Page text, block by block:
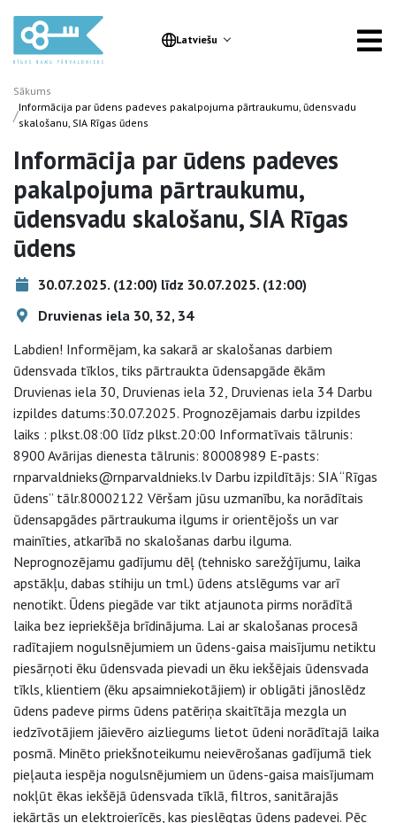
Latviešu
Sākums
/Informācija par ūdens padeves pakalpojuma pārtraukumu, ūdensvadu
skalošanu, SIA Rīgas ūdens
Informācija par ūdens padeves
pakalpojuma pārtraukumu,
ūdensvadu skalošanu, SIA Rīgas
ūdens
30.07.2025. (12:00) līdz 30.07.2025. (12:00)
Druvienas iela 30, 32, 34
Labdien! Informējam, ka sakarā ar skalošanas darbiem
ūdensvada tīklos, tiks pārtraukta ūdensapgāde ēkām
Druvienas iela 30, Druvienas iela 32, Druvienas iela 34 Darbu
izpildes datums:30.07.2025. Prognozējamais darbu izpildes
laiks : plkst.08:00 līdz plkst.20:00 Informatīvais tālrunis:
8900 Avārijas dienesta tālrunis: 80008989 E-pasts:
rnparvaldnieks@rnparvaldnieks.lv Darbu izpildītājs: SIA “Rīgas
ūdens” tālr.80002122 Vēršam jūsu uzmanību, ka norādītais
ūdensapgādes pārtraukuma ilgums ir orientējošs un var
mainīties, atkarībā no skalošanas darbu ilguma.
Neprognozējamu gadījumu dēļ (tehnisko sarežģījumu, laika
apstākļu, dabas stihiju un tml.) ūdens atslēgums var arī
nenotikt. Ūdens piegāde var tikt atjaunota pirms norādītā
laika bez iepriekšēja brīdinājuma. Lai ar skalošanas procesā
radītajiem nogulsnējumiem un ūdens-gaisa maisījumu netiktu
piesārņoti ēku ūdensvada pievadi un ēku iekšējais ūdensvada
tīkls, klientiem (ēku apsaimniekotājiem) ir obligāti jānoslēdz
ūdens padeve pirms ūdens patēriņa skaitītāja mezgla un
iedzīvotājiem jāievēro aizliegums lietot ūdeni norādītajā laika
posmā. Minēto priekšnoteikumu neievērošanas gadījumā tiek
pieļauta iespēja nogulsnējumiem un ūdens-gaisa maisījumam
nokļūt ēkas iekšējā ūdensvada tīklā, filtros, sanitārajās
iekārtās un elektroierīcēs, kas pieslēgtas ūdens padevei. Pēc